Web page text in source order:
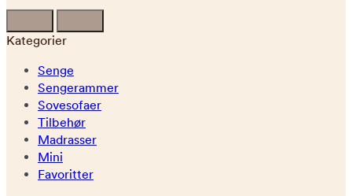
Kategorier
Senge
Sengerammer
Sovesofaer
Tilbehør
Madrasser
Mini
Favoritter